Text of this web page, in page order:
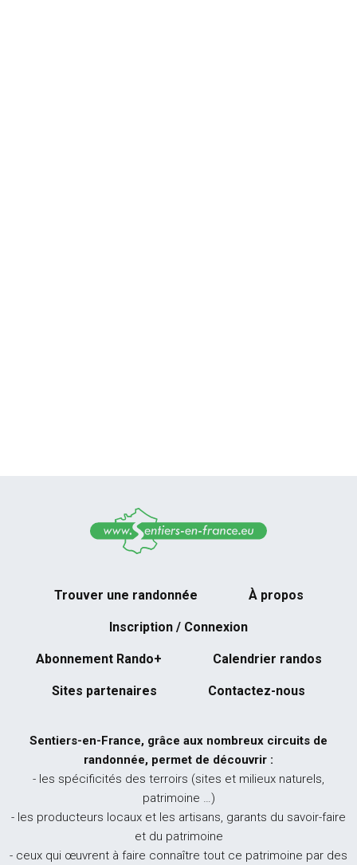
Trouver une randonnée À propos
Inscription / Connexion
Abonnement Rando+ Calendrier randos
Sites partenaires Contactez-nous
Sentiers-en-France, grâce aux nombreux circuits de
randonnée, permet de découvrir :
- les spécificités des terroirs (sites et milieux naturels,
patrimoine …)
- les producteurs locaux et les artisans, garants du savoir-faire
et du patrimoine
- ceux qui œuvrent à faire connaître tout ce patrimoine par des